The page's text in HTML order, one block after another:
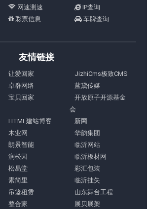
网速测速
IP查询
彩票信息 车牌查询
友情链接
让爱回家
JizhiCms极致CMS
卓群网络
蓝黛传媒
宝贝回家
开放原子开源基金
会
HTML建站博客
新网
木业网
华韵集团
朗景智能
临沂网站
润松园
临沂板材网
松易堂
彩汇包装
素简里
临沂挂失
吊篮租赁
山东舞台工程
整合家
展贝展架